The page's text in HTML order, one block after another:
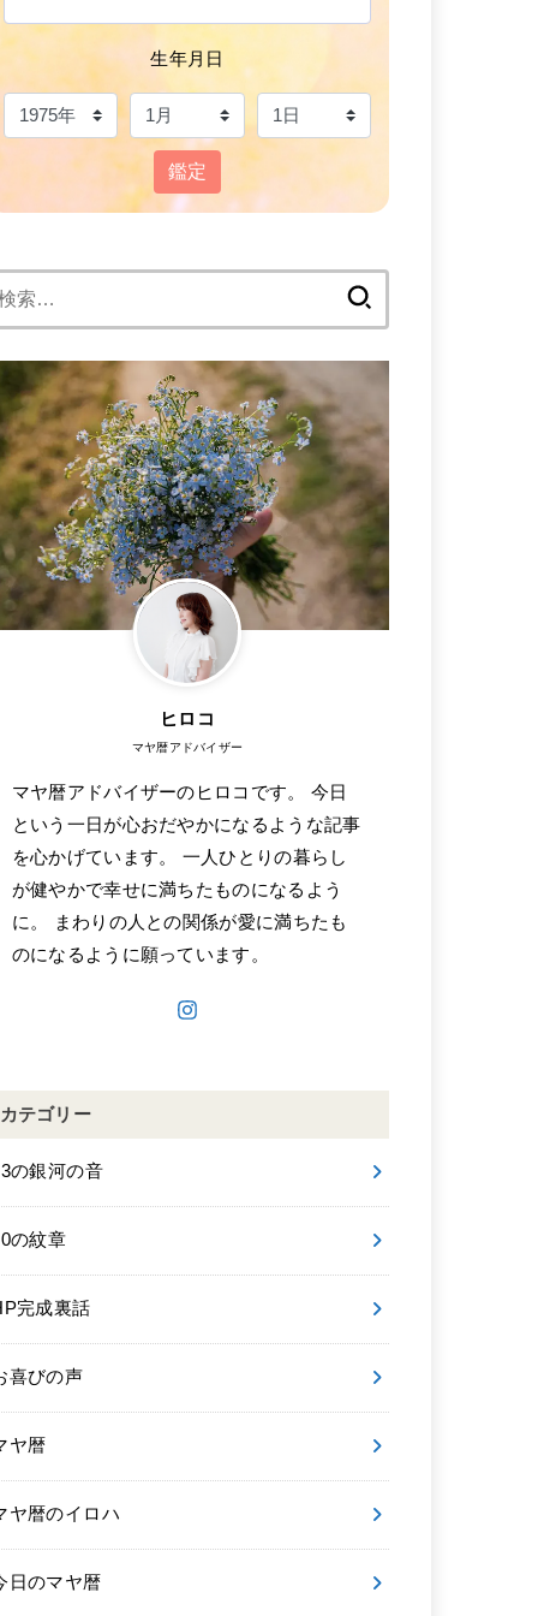
生年月日
鑑定
ヒロコ
マヤ暦アドバイザー
マヤ暦アドバイザーのヒロコです。 今日
という一日が心おだやかになるような記事
を心かげています。 一人ひとりの暮らし
が健やかで幸せに満ちたものになるよう
に。 まわりの人との関係が愛に満ちたも
のになるように願っています。
カテゴリー
の銀河の音
の紋章
完成裏話
喜びの声
ヤ暦
ヤ暦のイロハ
日のマヤ暦